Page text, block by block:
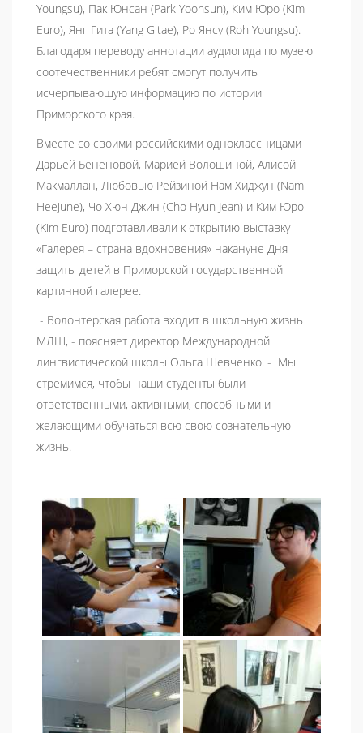
Youngsu), Пак Юнсан (Park Yoonsun), Ким Юро (Kim
Euro), Янг Гита (Yang Gitae), Ро Янсу (Roh Youngsu).
Благодаря переводу аннотации аудиогида по музею
соотечественники ребят смогут получить
исчерпывающую информацию по истории
Приморского края.
Вместе со своими российскими одноклассницами
Дарьей Бененовой, Марией Волошиной, Алисой
Макмаллан, Любовью Рейзиной Нам Хиджун (Nam
Heejune), Чо Хюн Джин (Cho Hyun Jean) и Ким Юро
(Kim Euro) подготавливали к открытию выставку
«Галерея – страна вдохновения» накануне Дня
защиты детей в Приморской государственной
картинной галерее.
- Волонтерская работа входит в школьную жизнь
МЛШ, - поясняет директор Международной
лингвистической школы Ольга Шевченко. - Мы
стремимся, чтобы наши студенты были
ответственными, активными, способными и
желающими обучаться всю свою сознательную
жизнь.